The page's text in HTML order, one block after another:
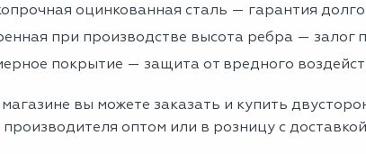
оцинкованная сталь — гарантия
при производстве высота ребра — залог
покрытие — защита от вредного
вы можете заказать и купить
производителя оптом или в розницу с